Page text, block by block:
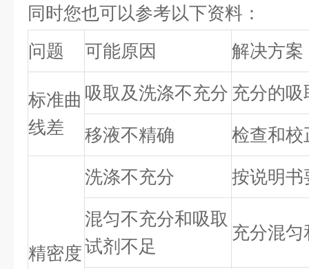
同时您也可以参考以下资料：
问题
可能原因 解决方案
标准曲
线差
吸取及洗涤不充分 充分的
移液不精确 检查和校
精密度
洗涤不充分 按说明书
混匀不充分和吸取
试剂不足
充分混